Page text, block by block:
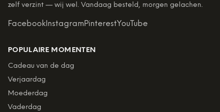
zelf verzint — wij wel. Vandaag besteld, morgen gelachen.
Facebook InstagramPinterestYouTube
POPULAIRE MOMENTEN
Cadeau van de dag
Verjaardag
Moederdag
Vaderdag